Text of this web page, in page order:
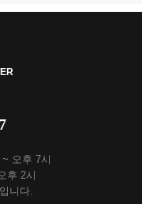
오후 7시
후 2시
니다.